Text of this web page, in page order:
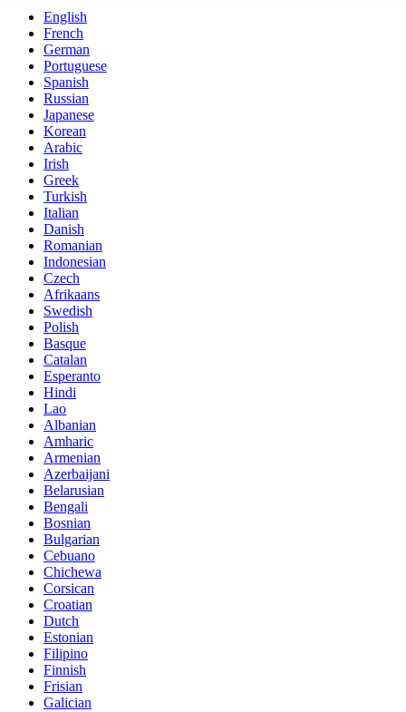
English
French
German
Portuguese
Spanish
Russian
Japanese
Korean
Arabic
Irish
Greek
Turkish
Italian
Danish
Romanian
Indonesian
Czech
Afrikaans
Swedish
Polish
Basque
Catalan
Esperanto
Hindi
Lao
Albanian
Amharic
Armenian
Azerbaijani
Belarusian
Bengali
Bosnian
Bulgarian
Cebuano
Chichewa
Corsican
Croatian
Dutch
Estonian
Filipino
Finnish
Frisian
Galician